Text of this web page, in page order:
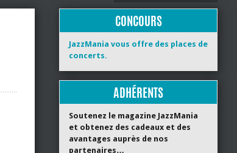
CONCOURS
JazzMania vous offre des places de
concerts.
ADHÉRENTS
Soutenez le magazine JazzMania
et obtenez des cadeaux et des
avantages auprès de nos
partenaires…